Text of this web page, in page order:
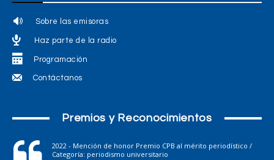
Sobre las emisoras
Haz parte de la radio
Programación
Contáctanos
Premios y Reconocimientos
2022 - Mención de honor Premio CPB al mérito periodístico /
Categoría: periodismo universitario